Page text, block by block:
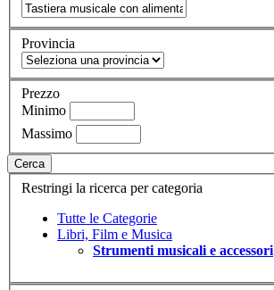
Provincia
Prezzo
Minimo
Massimo
Cerca
Restringi la ricerca per categoria
Tutte le Categorie
Libri, Film e Musica
Strumenti musicali e accessori